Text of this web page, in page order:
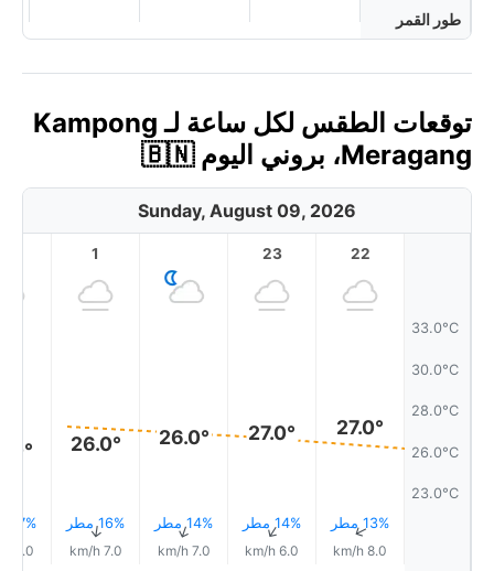
طور القمر
توقعات الطقس لكل ساعة لـ Kampong
Meragang، بروني اليوم 🇧🇳
Sunday, August 09, 2026
33.0°C
30.0°C
28.0°C
26.0°C
23.0°C
22
27.0°
13% مطر↑
8.0 km/h
23
27.0°
14% مطر↑
6.0 km/h
26.0°
14% مطر↑
7.0 km/h
1
26.0°
16% مطر↑
7.0 km/h
17% مطر
8.0 km/h